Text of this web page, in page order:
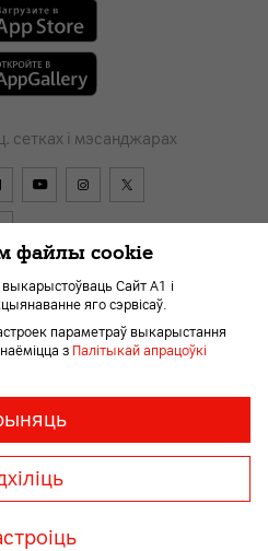
сетках і мэсанджарах
Навіны
Kар'ера Для слабавідушчых
«А1». Усе правы абароненыя.
of A1 Group
A1 Croatia
А1
A1 Slovenia
файлы cookie
Сайт А1 і
яго сэрвісаў.
параметраў выкарыстання
з Палітыкай апрацоўкі